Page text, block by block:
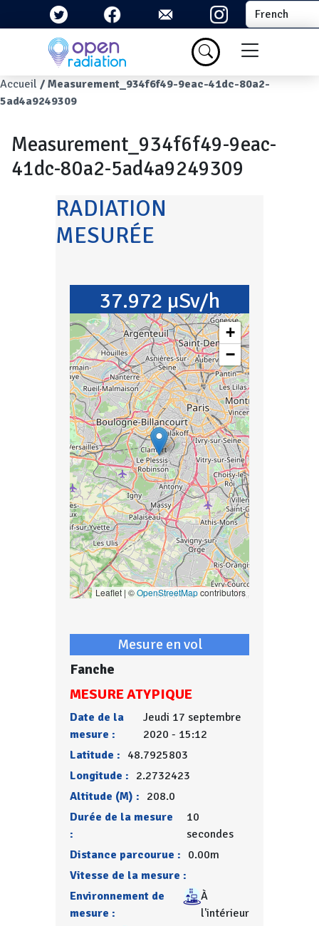
Aller au contenu principal Select your
Menu du
Fil d'Ariane
Accueil
Measurement_934f6f49-9eac-41dc-80a2-
5ad4a9249309
Measurement_934f6f49-9eac-
41dc-80a2-5ad4a9249309
RADIATION
MESURÉE
37.972 µSv/h
+
−
Leaflet | ©OpenStreetMapcontributors
Mesure en vol
Fanche
MESURE ATYPIQUE
Date de la
mesure :
Jeudi 17 septembre
2020 - 15:12
Latitude : 48.7925803
Longitude : 2.2732423
Altitude (M) : 208.0
Durée de la mesure
:
10
secondes
Distance parcourue : 0.00m
Vitesse de la mesure :
Environnement de
mesure :
À
l'intérieur